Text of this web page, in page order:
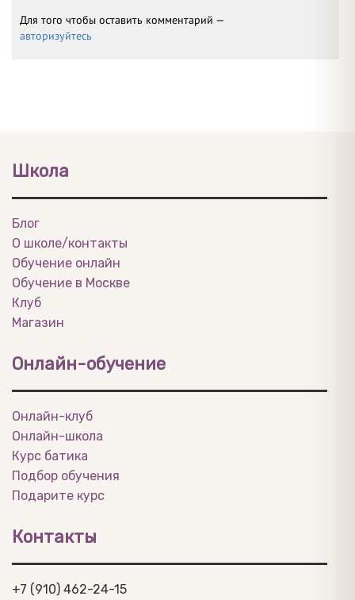
Для того чтобы оставить комментарий —
авторизуйтесь
Школа
Блог
О школе/контакты
Обучение онлайн
Обучение в Москве
Клуб
Магазин
Онлайн-обучение
Онлайн-клуб
Онлайн-школа
Курс батика
Подбор обучения
Подарите курс
Контакты
+7 (910) 462-24-15